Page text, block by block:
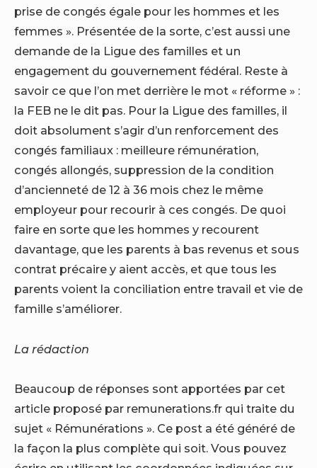
prise de congés égale pour les hommes et les
femmes ». Présentée de la sorte, c’est aussi une
demande de la Ligue des familles et un
engagement du gouvernement fédéral. Reste à
savoir ce que l’on met derrière le mot « réforme » :
la FEB ne le dit pas. Pour la Ligue des familles, il
doit absolument s’agir d’un renforcement des
congés familiaux : meilleure rémunération,
congés allongés, suppression de la condition
d’ancienneté de 12 à 36 mois chez le même
employeur pour recourir à ces congés. De quoi
faire en sorte que les hommes y recourent
davantage, que les parents à bas revenus et sous
contrat précaire y aient accès, et que tous les
parents voient la conciliation entre travail et vie de
famille s’améliorer.
La rédaction
Beaucoup de réponses sont apportées par cet
article proposé par remunerations.fr qui traite du
sujet « Rémunérations ». Ce post a été généré de
la façon la plus complète qui soit. Vous pouvez